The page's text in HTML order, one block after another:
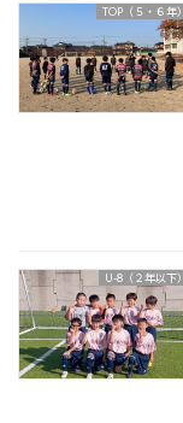
TOP（５・６年）
U-8（２年以下）